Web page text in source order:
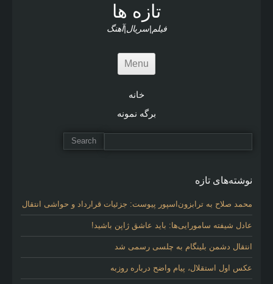
تازه ها
فیلم|سریال|آهنگ
Menu
خانه
برگه نمونه
نوشته‌های تازه
محمد صلاح به ترابزون‌اسپور پیوست: جزئیات قرارداد و حواشی انتقال
عادل شیفته سامورایی‌ها: باید عاشق ژاپن باشید!
انتقال دشمن بلینگام به چلسی رسمی شد
عکس اول استقلال، پیام واضح درباره روزبه